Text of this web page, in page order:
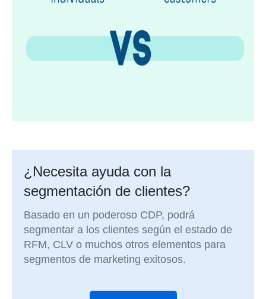
¿Necesita ayuda con la
segmentación de clientes?
Basado en un poderoso CDP, podrá
segmentar a los clientes según el estado de
RFM, CLV o muchos otros elementos para
segmentos de marketing exitosos.